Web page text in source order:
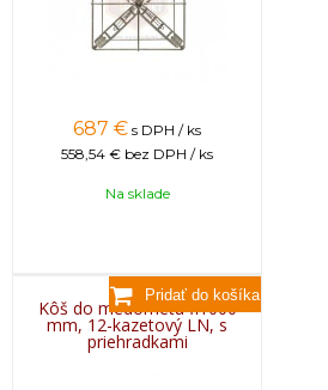
687 € s DPH / ks
558,54 € bez DPH / ks
Na sklade
Kôš do medometu fi1000
mm, 12-kazetový LN, s
priehradkami